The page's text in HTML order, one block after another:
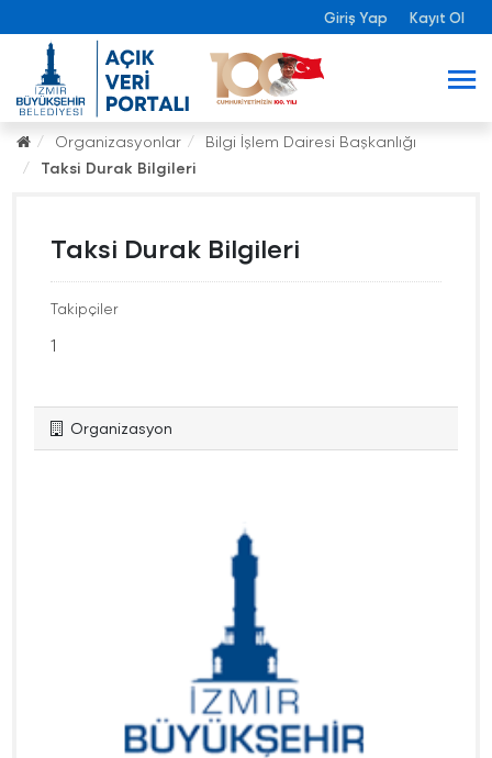
Giriş Yap Kayıt Ol
Organizasyonlar
Bilgi İşlem Dairesi Başkanlığı
Taksi Durak Bilgileri
Taksi Durak Bilgileri
Takipçiler
1
Organizasyon